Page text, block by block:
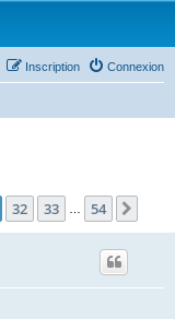
Connexion
Inscription
32 33 54